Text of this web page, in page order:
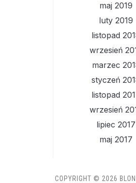
maj 2019
luty 2019
listopad
wrzesień
marzec
styczeń
listopad
wrzesień
lipiec 2017
maj 2017
COPYRIGHT © 2026